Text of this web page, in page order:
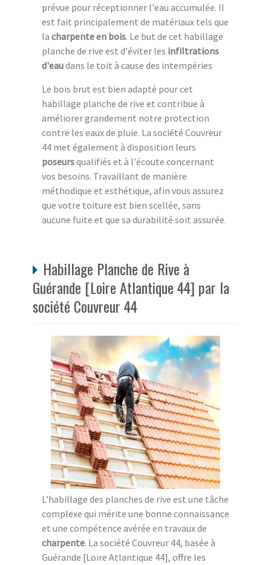
prévue pour réceptionner l'eau accumulée. Il
est fait principalement de matériaux tels que
la charpente en bois. Le but de cet habillage
planche de rive est d'éviter les infiltrations
d'eaudans le toit à cause des intempéries
Le bois brut est bien adapté pour cet
habillage planche de rive et contribue à
améliorer grandement notre protection
contre les eaux de pluie. La société Couvreur
44 met également à disposition leurs
poseursqualifiés et à l'écoute concernant
vos besoins. Travaillant de manière
méthodique et esthétique, afin vous assurez
que votre toiture est bien scellée, sans
aucune fuite et que sa durabilité soit assurée.
Habillage Planche de Rive à
Guérande [Loire Atlantique 44] par la
société Couvreur 44
L’habillage des planches de rive est une tâche
complexe qui mérite une bonne connaissance
et une compétence avérée en travaux de
charpente. La société Couvreur 44, basée à
Guérande [Loire Atlantique 44], offre les